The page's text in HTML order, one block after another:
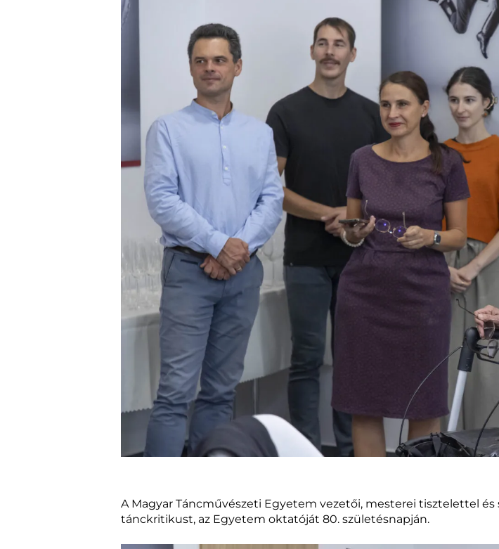
A Magyar Táncművészeti Egyetem vezetői, mesterei tisztelettel
tánckritikust, az Egyetem oktatóját 80. születésnapján.